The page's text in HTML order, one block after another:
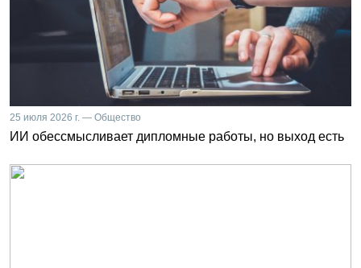
25 июля 2026 г. — Общество
ИИ обессмысливает дипломные работы, но выход есть